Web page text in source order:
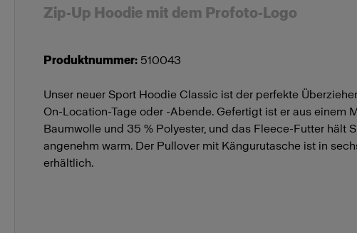
Zip-Up Hoodie mit dem Profoto-Logo
Produktnummer: 510043
Unser neuer Sport Hoodie Classic ist der perfekte
On-Location-Tage oder -Abende. Gefertigt ist er aus einem
Baumwolle und 35 % Polyester, und das Fleece-Futter hält
angenehm warm. Der Pullover mit Kängurutasche ist in
erhältlich.